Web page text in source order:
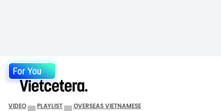
For You
VIDEO PLAYLIST OVERSEAS VIETNAMESE